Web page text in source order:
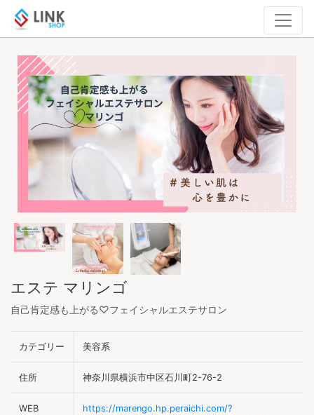
エステ マリンゴ
自己肯定感も上がる♡フェイシャルエステサロン
カテゴリー 美容系
住所 神奈川県横浜市中区石川町2-76-2
WEB
https://marengo.hp.peraichi.com/?